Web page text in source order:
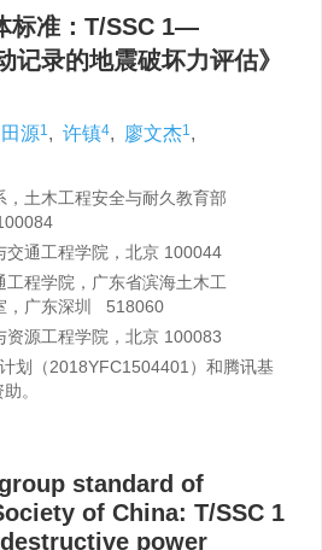
标准：T/SSC 1—
记录的地震破坏力评估》
田源1, 许镇4, 廖文杰1,
，土木工程安全与耐久教育部
交通工程学院，北京 100044
工程学院，广东省滨海土木工
，广东深圳 518060
资源工程学院，北京 100083
划（2018YFC1504401）和腾讯基
。
standard of
of China: T/SSC 1
power